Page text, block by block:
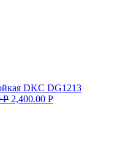
DKC DG1213
Р 2,400.00 Р